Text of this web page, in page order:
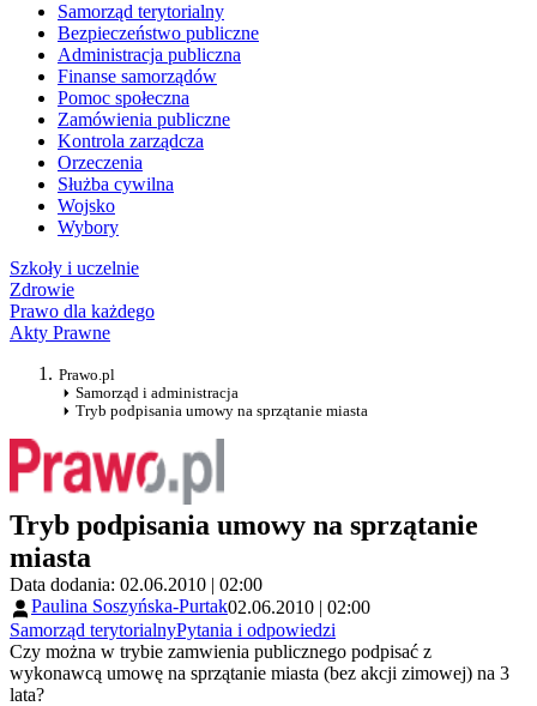
Samorząd terytorialny
Bezpieczeństwo publiczne
Administracja publiczna
Finanse samorządów
Pomoc społeczna
Zamówienia publiczne
Kontrola zarządcza
Orzeczenia
Służba cywilna
Wojsko
Wybory
Szkoły i uczelnie
Zdrowie
Prawo dla każdego
Akty Prawne
Prawo.pl
Samorząd i administracja
Tryb podpisania umowy na sprzątanie miasta
Tryb podpisania umowy na sprzątanie
miasta
Data dodania: 02.06.2010 | 02:00
Paulina Soszyńska-Purtak02.06.2010 | 02:00
Samorząd terytorialnyPytania i odpowiedzi
Czy można w trybie zamwienia publicznego podpisać z
wykonawcą umowę na sprzątanie miasta (bez akcji zimowej) na 3
lata?